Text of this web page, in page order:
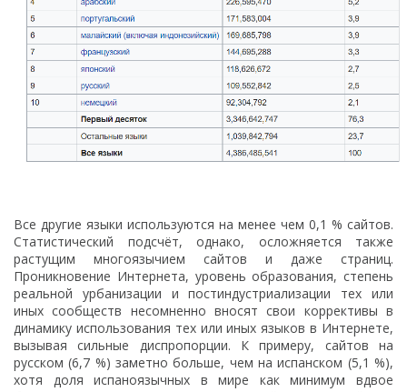
Все другие языки используются на менее чем 0,1 % сайтов.
Статистический подсчёт, однако, осложняется также
растущим многоязычием сайтов и даже страниц.
Проникновение Интернета, уровень образования, степень
реальной урбанизации и постиндустриализации тех или
иных сообществ несомненно вносят свои коррективы в
динамику использования тех или иных языков в Интернете,
вызывая сильные диспропорции. К примеру, сайтов на
русском (6,7 %) заметно больше, чем на испанском (5,1 %),
хотя доля испаноязычных в мире как минимум вдвое